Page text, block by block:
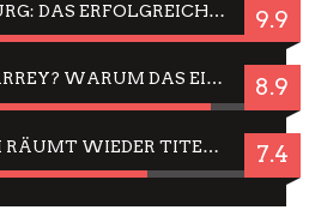
JELLYFISH HAMBURG: DAS ERFOLGREICHE SOMMER-MENÜ 2025 IN GEFÜHLEN UND BILDERN 9.9
CÉSAR FÜR JIM CARREY? WARUM DAS EINER DER NERVIGSTEN ACTORS IST UND BLEIBT 8.9
JING JING: IN-THAI RÄUMT WIEDER TITEL AB – EIN ZWEI-STUNDEN-ERLEBNISBERICHT 7.4